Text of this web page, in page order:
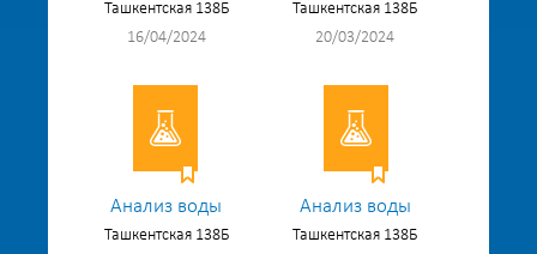
Ташкентская 138Б
16/04/2024
Ташкентская 138Б
20/03/2024
Анализ воды
Ташкентская 138Б
Анализ воды
Ташкентская 138Б